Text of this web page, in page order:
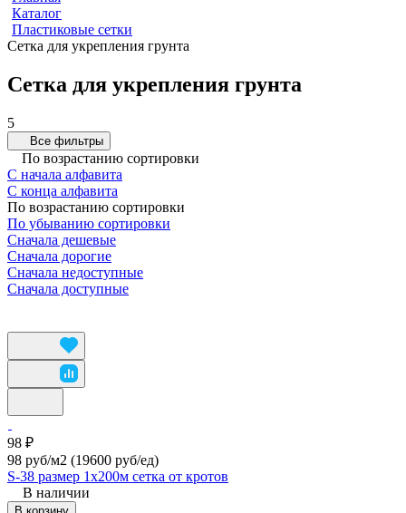
Каталог
Пластиковые сетки
Сетка для укрепления грунта
Сетка для укрепления грунта
5
Все фильтры
По возрастанию сортировки
С начала алфавита
С конца алфавита
По возрастанию сортировки
По убыванию сортировки
Сначала дешевые
Сначала дорогие
Сначала недоступные
Сначала доступные
98 ₽
98 руб/м2 (19600 руб/eд)
S-38 размер 1х200м сетка от кротов
В наличии